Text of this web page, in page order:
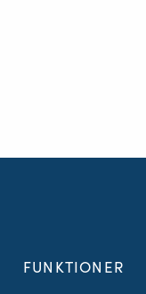
FUNKTIONER